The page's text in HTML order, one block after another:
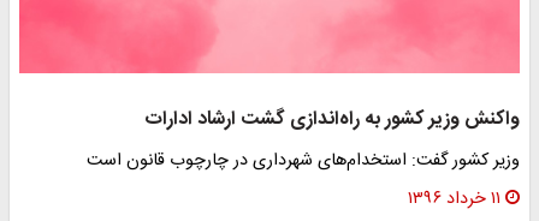
واکنش وزیر کشور به راه‌اندازی گشت ارشاد ادارات
وزیر کشور گفت: استخدام‌های شهرداری در چارچوب قانون است
۱۱ خرداد ۱۳۹۶